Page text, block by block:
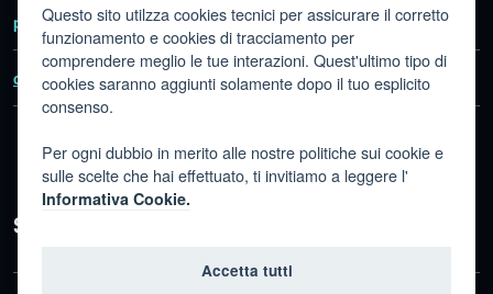
privacy
dichiarazione di accessibilità
Seguici su
Questo sito utilzza cookies tecnici per assicurare il corretto
funzionamento e cookies di tracciamento per
comprendere meglio le tue interazioni. Quest'ultimo tipo di
cookies saranno aggiunti solamente dopo il tuo esplicito
consenso.
Per ogni dubbio in merito alle nostre politiche sui cookie e
sulle scelte che hai effettuato, ti invitiamo a leggere l'
Informativa Cookie.
Accetta tutti